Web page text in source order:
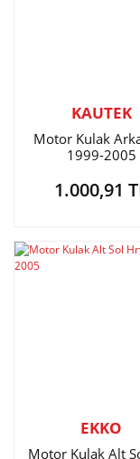
KAUTEK
Motor Kulak
1999-2005
1.000,91
EKKO
Motor Kulak Alt